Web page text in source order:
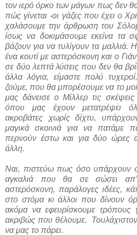
τον ιερό όρκο των μάγων πως δεν
πώς γίνεται -οι γάζες που έχει ο
χαλάσουμε την άρθρωση του
ίσως να δοκιμάσουμε εκείνα τα
βάζουν για να τυλίγουν τα μαλλιά.
ένα κουτί με αστερόσκονη και ο
σε δύο λεπτά λύσεις που δεν θα
άλλα λόγια, είμαστε πολύ
ζούμε, που θα μπορέσουμε να το
μας δάνεισε ο Μίλλερ τις
όπου μας έχουν μετατρέψει
ακροβάτες χωρίς δίχτυ,
μαγικά σκοινιά για να πατάμε
περνούν έστω και για δύο ώρες
άλλη.
Ναι, πιστεύω πως όσο υπάρχουν
αγκαλιά που θα σε σώσει
αστερόσκονη, παράλογες ιδέες,
στο στόμα κι άλλοι που δίνουν
ακόμα να εφευρίσκουμε τρόπους
ακριβώς που θέλουμε.
να μας το πάρει.